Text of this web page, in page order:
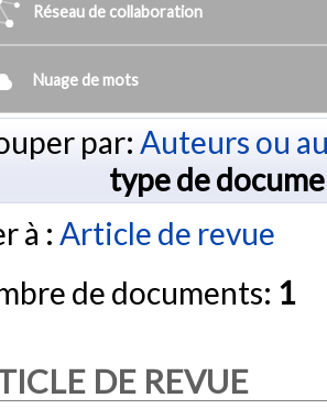
Réseau de collaboration
Nuage de mots
par: Auteurs ou
type de
à : Article de revue
de documents: 1
DE REVUE